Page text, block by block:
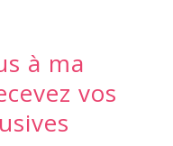
à ma
vos